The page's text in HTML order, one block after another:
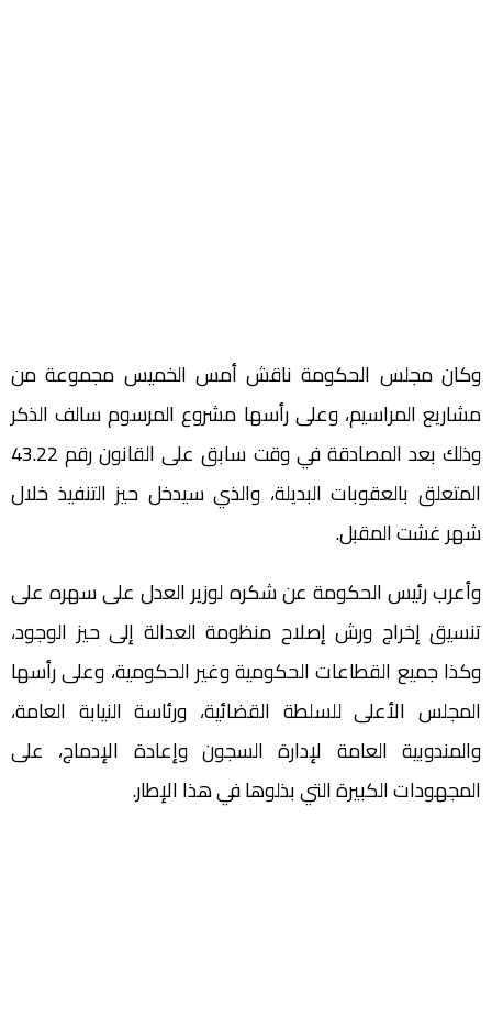
وكان مجلس الحكومة ناقش أمس الخميس مجموعة من
مشاريع المراسيم، وعلى رأسها مشروع المرسوم سالف الذكر
وذلك بعد المصادقة في وقت سابق على القانون رقم 43.22
المتعلق بالعقوبات البديلة، والذي سيدخل حيز التنفيذ خلال
شهر غشت المقبل.
وأعرب رئيس الحكومة عن شكره لوزير العدل على سهره على
تنسيق إخراج ورش إصلاح منظومة العدالة إلى حيز الوجود،
وكذا جميع القطاعات الحكومية وغير الحكومية، وعلى رأسها
المجلس الأعلى للسلطة القضائية، ورئاسة النيابة العامة،
والمندوبية العامة لإدارة السجون وإعادة الإدماج، على
المجهودات الكبيرة التي بذلوها في هذا الإطار.